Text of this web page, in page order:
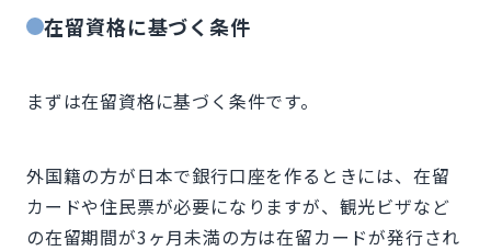
在留資格に基づく条件
まずは在留資格に基づく条件です。
外国籍の方が日本で銀行口座を作るときには、在留
カードや住民票が必要になりますが、観光ビザなど
の在留期間が3ヶ月未満の方は在留カードが発行され